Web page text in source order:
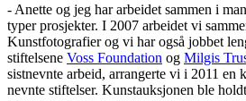
- Anette og jeg har arbeidet sammen i
typer prosjekter. I 2007 arbeidet vi
Kunstfotografier og vi har også jobbet
stiftelsene Voss Foundation og Milgis
sistnevnte arbeid, arrangerte vi i 2011 en
nevnte stiftelser. Kunstauksjonen ble